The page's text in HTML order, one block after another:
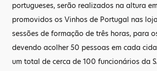
portugueses, serão realizados na altura
promovidos os Vinhos de Portugal nas
sessões de formação de três horas, para
devendo acolher 50 pessoas em cada
um total de cerca de 100 funcionários da